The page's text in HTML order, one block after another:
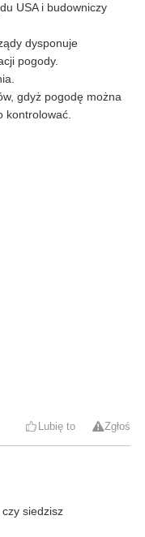
USA i budowniczy
dysponuje
pogody.
gdyż pogodę można
kontrolować.
Lubię to Zgłoś
siedzisz